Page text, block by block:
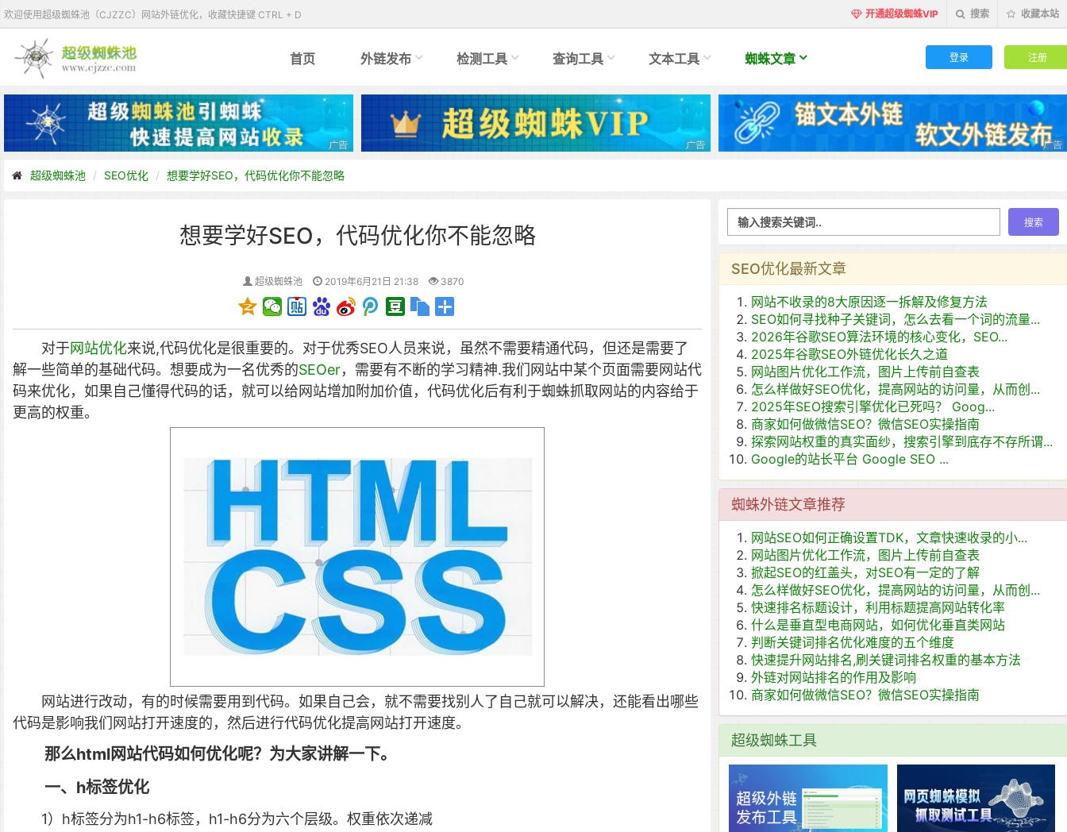
欢迎使用超级蜘蛛池（CJZZC）网站外链优化，收藏快捷键 CTRL + D 开通超级蜘蛛VIP 搜索 收藏本站
首页 外链发布 检测工具 查询工具 文本工具 蜘蛛文章 登录 注册
超级蜘蛛池 SEO优化 想要学好SEO，代码优化你不能忽略
想要学好SEO，代码优化你不能忽略
超级蜘蛛池 2019年6月21日 21:38 3870
对于网站优化来说,代码优化是很重要的。对于优秀SEO人员来说，虽然不需要精通代码，但还是需要了
解一些简单的基础代码。 想要成为一名优秀的SEOer，需要有不断的学习精神.我们网站中某个页面需要网站代
码来优化，如果自己懂得代码的话，就可以给网站增加附加价值，代码优化后有利于蜘蛛抓取网站的内容给于
更高的权重。
网站进行改动，有的时候需要用到代码。如果自己会，就不需要找别人了自己就可以解决，还能看出哪些
代码是影响我们网站打开速度的，然后进行代码优化提高网站打开速度。
那么html网站代码如何优化呢？为大家讲解一下。
一、h标签优化
1）h标签分为h1-h6标签，h1-h6分为六个层级。权重依次递减
SEO优化最新文章
网站不收录的8大原因逐一拆解及修复方法
SEO如何寻找种子关键词，怎么去看一个词的流量...
2026年谷歌SEO算法环境的核心变化，SEO...
2025年谷歌SEO外链优化长久之道
网站图片优化工作流，图片上传前自查表
怎么样做好SEO优化，提高网站的访问量，从而创...
2025年SEO搜索引擎优化已死吗？ Goog...
商家如何做微信SEO？微信SEO实操指南
探索网站权重的真实面纱，搜索引擎到底存不存所谓...
Google的站长平台 Google SEO ...
蜘蛛外链文章推荐
网站SEO如何正确设置TDK，文章快速收录的小...
网站图片优化工作流，图片上传前自查表
掀起SEO的红盖头，对SEO有一定的了解
怎么样做好SEO优化，提高网站的访问量，从而创...
快速排名标题设计，利用标题提高网站转化率
什么是垂直型电商网站，如何优化垂直类网站
判断关键词排名优化难度的五个维度
快速提升网站排名,刷关键词排名权重的基本方法
外链对网站排名的作用及影响
商家如何做微信SEO？微信SEO实操指南
超级蜘蛛工具